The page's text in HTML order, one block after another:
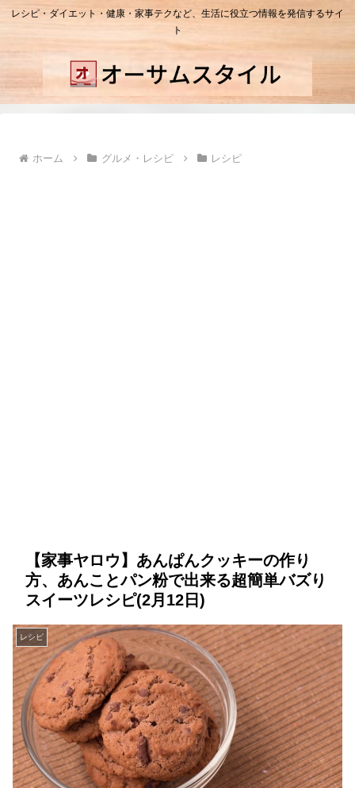
レシピ・ダイエット・健康・家事テクなど、生活に役立つ情報を発信するサイ
ト
ホーム グルメ・レシピ レシピ
【家事ヤロウ】あんぱんクッキーの作り
方、あんことパン粉で出来る超簡単バズり
スイーツレシピ(2月12日)
レシピ